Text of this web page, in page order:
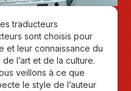
traducteurs
sont choisis pour
et leur connaissance du
l’art et de la culture.
veillons à ce que
le style de l’auteur